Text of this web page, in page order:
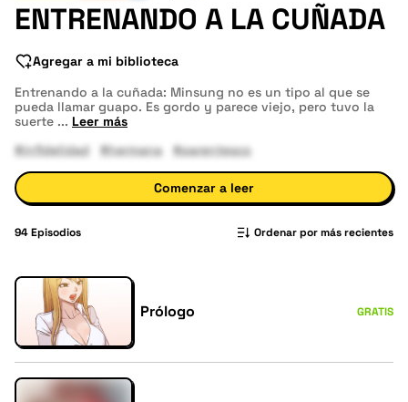
ENTRENANDO A LA CUÑADA
Agregar a mi biblioteca
Entrenando a la cuñada: Minsung no es un tipo al que se
pueda llamar guapo. Es gordo y parece viejo, pero tuvo la
suerte ... Leer más
#infidelidad
#hermana #parentesco
Comenzar a leer
94Episodios Ordenar por más recientes
Prólogo GRATIS